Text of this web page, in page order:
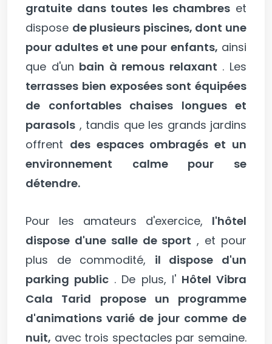
gratuite dans toutes les chambres et
dispose de plusieurs piscines, dont une
pour adultes et une pour enfants, ainsi
que d'un bain à remous relaxant . Les
terrasses bien exposées sont équipées
de confortables chaises longues et
parasols , tandis que les grands jardins
offrent des espaces ombragés et un
environnement calme pour se
détendre.
Pour les amateurs d'exercice, l'hôtel
dispose d'une salle de sport , et pour
plus de commodité, il dispose d'un
parking public . De plus, l' Hôtel Vibra
Cala Tarid propose un programme
d'animations varié de jour comme de
nuit, avec trois spectacles par semaine.